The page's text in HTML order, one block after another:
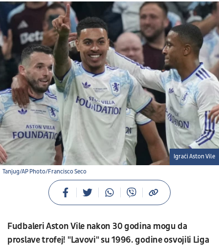
Tanjug/AP Photo/Francisco Seco
Igrači Aston Vile
Fudbaleri Aston Vile nakon 30 godina mogu da
proslave trofej! "Lavovi" su 1996. godine osvojili Liga